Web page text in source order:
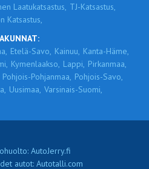
Laatukatsastus, TJ-Katsastus,
Katsastus,
Etelä-Savo, Kainuu, Kanta-Häme,
Kymenlaakso, Lappi, Pirkanmaa,
Pohjois-Pohjanmaa, Pohjois-Savo,
Uusimaa, Varsinais-Suomi,
AutoJerry.fi
autot: Autotalli.com